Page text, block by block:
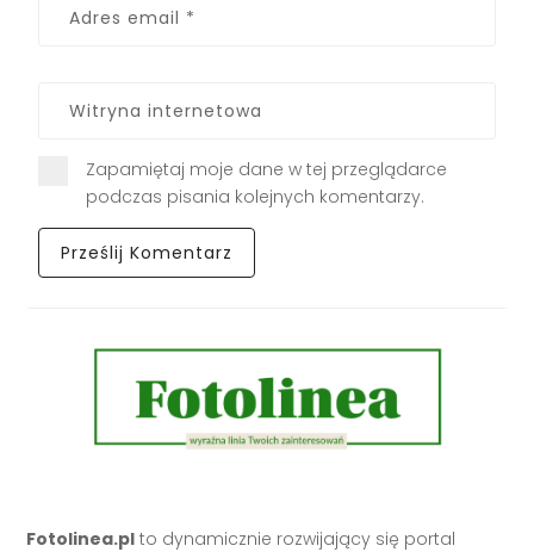
Zapamiętaj moje dane w tej przeglądarce
podczas pisania kolejnych komentarzy.
Fotolinea.pl to dynamicznie rozwijający się portal